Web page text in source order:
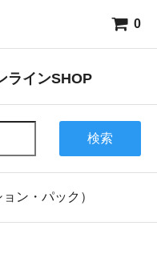
0
ラインSHOP
検索
ン・パック）